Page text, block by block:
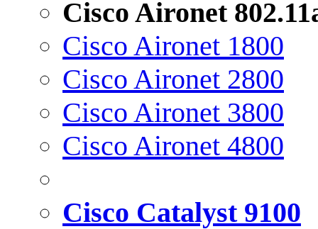
Cisco Aironet
Cisco Aironet 1800
Cisco Aironet 2800
Cisco Aironet 3800
Cisco Aironet 4800
Cisco Catalyst 9100